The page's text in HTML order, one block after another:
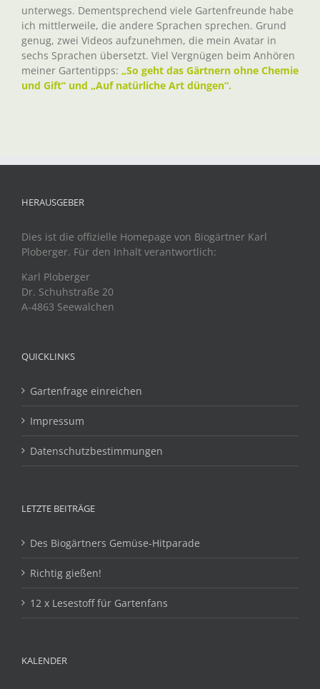
unterwegs. Dementsprechend viele Gartenfreunde habe
ich mittlerweile, die andere Sprachen sprechen. Grund
genug, zwei Videos aufzunehmen, die mein Avatar in
sechs Sprachen übersetzt. Viel Vergnügen beim Anhören
meiner Gartentipps: „So geht das Gärtnern ohne Chemie
und Gift“ und „Auf natürliche Art düngen“.
HERAUSGEBER
Dies ist die offizielle Homepage von Biogärtner Karl
Ploberger. Für den Inhalt verantwortlich:
Karl Ploberger
Dr. Schuhstraße 20
A-4863 Seewalchen
QUICKLINKS
Gartenfrage einreichen
Impressum
Datenschutzbestimmungen
LETZTE BEITRÄGE
Des Biogärtners Gemüse-Hitparade
Richtig gießen!
12 x Lesestoff für Gartenfans
KALENDER